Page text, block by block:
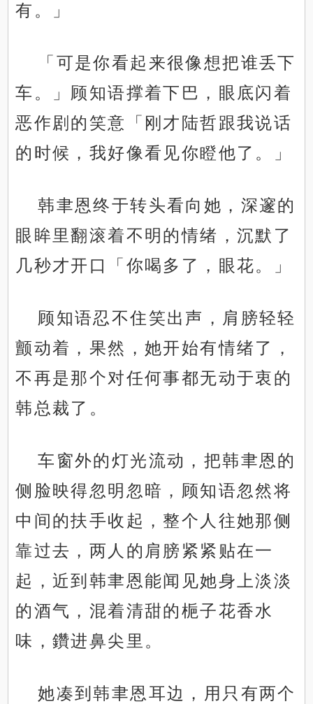
有。」
「可是你看起来很像想把谁丢下
车。」顾知语撑着下巴，眼底闪着
恶作剧的笑意「刚才陆哲跟我说话
的时候，我好像看见你瞪他了。」
韩聿恩终于转头看向她，深邃的
眼眸里翻滚着不明的情绪，沉默了
几秒才开口「你喝多了，眼花。」
顾知语忍不住笑出声，肩膀轻轻
颤动着，果然，她开始有情绪了，
不再是那个对任何事都无动于衷的
韩总裁了。
车窗外的灯光流动，把韩聿恩的
侧脸映得忽明忽暗，顾知语忽然将
中间的扶手收起，整个人往她那侧
靠过去，两人的肩膀紧紧贴在一
起，近到韩聿恩能闻见她身上淡淡
的酒气，混着清甜的梔子花香水
味，鑽进鼻尖里。
她凑到韩聿恩耳边，用只有两个